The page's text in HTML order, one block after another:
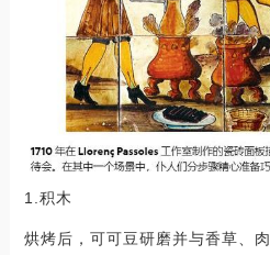
1.积木
烘烤后，可可豆研磨并与香草、